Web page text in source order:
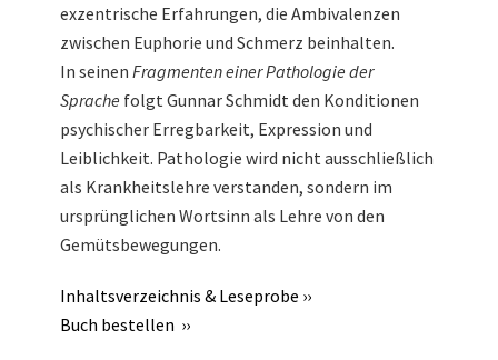
exzentrische Erfahrungen, die Ambivalenzen
zwischen Euphorie und Schmerz beinhalten.
In seinenFragmenten einer Pathologie der
Sprache folgt Gunnar Schmidt den Konditionen
psychischer Erregbarkeit, Expression und
Leiblichkeit. Pathologie wird nicht ausschließlich
als Krankheitslehre verstanden, sondern im
ursprünglichen Wortsinn als Lehre von den
Gemütsbewegungen.
Inhaltsverzeichnis & Leseprobe ››
Buch bestellen ››